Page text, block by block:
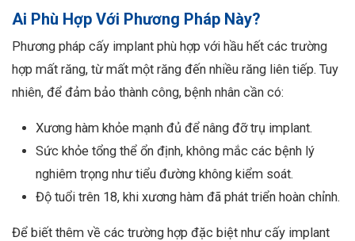
Ai Phù Hợp Với Phương Pháp Này?
Phương pháp cấy implant phù hợp với hầu hết các trường
hợp mất răng, từ mất một răng đến nhiều răng liên tiếp. Tuy
nhiên, để đảm bảo thành công, bệnh nhân cần có:
Xương hàm khỏe mạnh đủ để nâng đỡ trụ implant.
Sức khỏe tổng thể ổn định, không mắc các bệnh lý
nghiêm trọng như tiểu đường không kiểm soát.
Độ tuổi trên 18, khi xương hàm đã phát triển hoàn chỉnh.
Để biết thêm về các trường hợp đặc biệt như cấy implant